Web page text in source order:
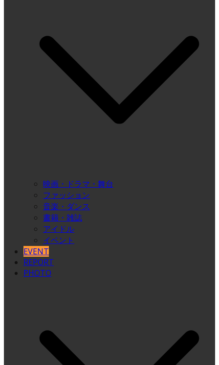
映画・ドラマ・舞台
ファッション
音楽・ダンス
書籍・雑誌
アイドル
イベント
EVENT
REPORT
PHOTO